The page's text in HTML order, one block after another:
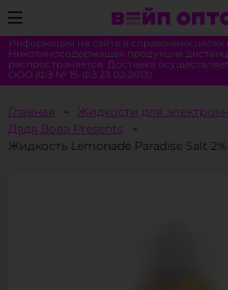
Информация на сайте в справочных целях
Никотиносодержащая продукция
распространяется. Доставка
ООО (ФЗ № 15-ФЗ 23.02.2013)
Главная
Жидкости для
Дядя Вова Presents
Жидкость Lemonade Paradise Salt